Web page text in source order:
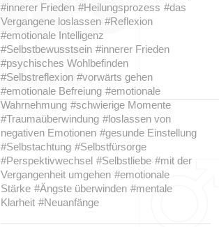
#innerer Frieden #Heilungsprozess #das
Vergangene loslassen #Reflexion
#emotionale Intelligenz
#Selbstbewusstsein #innerer Frieden
#psychisches Wohlbefinden
#Selbstreflexion #vorwärts gehen
#emotionale Befreiung #emotionale
Wahrnehmung #schwierige Momente
#Traumaüberwindung #loslassen von
negativen Emotionen #gesunde Einstellung
#Selbstachtung #Selbstfürsorge
#Perspektivwechsel #Selbstliebe #mit der
Vergangenheit umgehen #emotionale
Stärke #Ängste überwinden #mentale
Klarheit #Neuanfänge